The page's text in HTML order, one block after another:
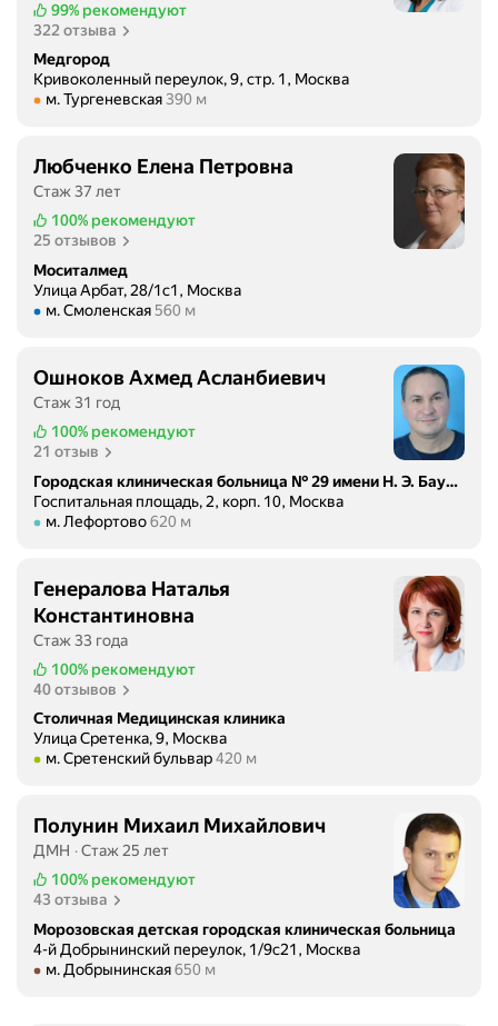
99% рекомендуют
322 отзыва
Медгород
Кривоколенный переулок, 9, стр. 1, Москва
Метро м. Тургеневская Расстояние 390 м
м. Тургеневская 390 м
Любченко Елена Петровна
Стаж 37 лет
100% рекомендуют
25 отзывов
Моситалмед
Улица Арбат, 28/1с1, Москва
Метро м. Смоленская Расстояние 560 м
м. Смоленская 560 м
Ошноков Ахмед Асланбиевич
Стаж 31 год
100% рекомендуют
21 отзыв
Городская клиническая больница № 29 имени Н. Э. Баумана, корпус № 10 Хирургический
Госпитальная площадь, 2, корп. 10, Москва
Метро м. Лефортово Расстояние 620 м
м. Лефортово 620 м
Генералова Наталья
Константиновна
Стаж 33 года
100% рекомендуют
40 отзывов
Столичная Медицинская клиника
Улица Сретенка, 9, Москва
Метро м. Сретенский бульвар Расстояние 420 м
м. Сретенский бульвар 420 м
Полунин Михаил Михайлович
ДМН
Стаж 25 лет
100% рекомендуют
43 отзыва
Морозовская детская городская клиническая больница
4-й Добрынинский переулок, 1/9с21, Москва
Метро м. Добрынинская Расстояние 650 м
м. Добрынинская 650 м